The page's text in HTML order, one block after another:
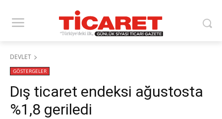
DEVLET
GÖSTERGELER
Dış ticaret endeksi ağustosta
%1,8 geriledi